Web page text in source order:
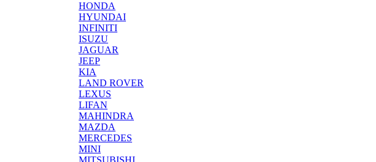
HONDA
HYUNDAI
INFINITI
ISUZU
JAGUAR
JEEP
KIA
LAND ROVER
LEXUS
LIFAN
MAHINDRA
MAZDA
MERCEDES
MINI
MITSUBISHI